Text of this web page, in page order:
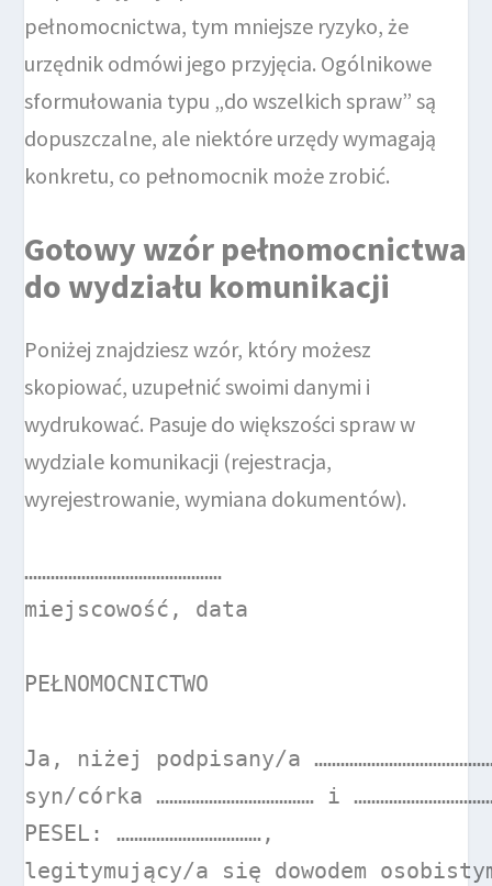
pełnomocnictwa, tym mniejsze ryzyko, że
urzędnik odmówi jego przyjęcia. Ogólnikowe
sformułowania typu „do wszelkich spraw” są
dopuszczalne, ale niektóre urzędy wymagają
konkretu, co pełnomocnik może zrobić.
Gotowy wzór pełnomocnictwa
do wydziału komunikacji
Poniżej znajdziesz wzór, który możesz
skopiować, uzupełnić swoimi danymi i
wydrukować. Pasuje do większości spraw w
wydziale komunikacji (rejestracja,
wyrejestrowanie, wymiana dokumentów).
………………………………………
miejscowość, data
PEŁNOMOCNICTWO
Ja, niżej podpisany/a
syn/córka ……………………………… i
PESEL: ……………………………,
legitymujący/a się dowodem